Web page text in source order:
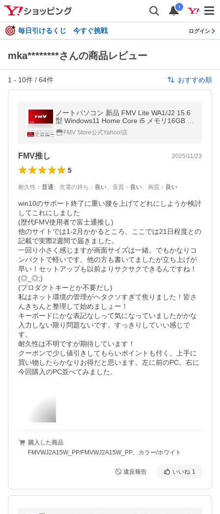
i
毎日引けるくじ 今すぐ挑戦 ログイン
mka********さんの商品レビュー
1 - 10件 / 64件 おすすめ順
ノートパソコン 新品 FMV Lite WA1/J2 15.6
型 Windows11 Home Core i5 メモリ16GB S
SD512GB Office付き FMVWJ2A15W_PP F
MVWJ2A15W
FMV Store公式Yahoo!店
FMV推し 2025/11/23
5
耐久性 ： 普通、 充電の持ち ： 良い、 音質 ： 良い、 画質 ： 良い
win10のサポート終了に重い腰を上げてどれにしようか検討
してこれにしました
(歴代FMV使用者で富士通推し)
他のサイトでは1-2月かかるところ、ここでは21日程度との
記載で実際2週間で届きました。
一回り小さく感じますが画面サイズは一緒。でもかなりコ
ンパクトで軽いです。他の方も書いてましたが立ち上げが
早い！セットアップも以前よりサクサクできるんですね！
(◎_◎;)
(プロダクトキーとか不要だし)
私はネット環境の管理がヘタクソすぎて焦りました！皆さ
んきちんと整理して始めましょー！
キーボードにかな表記なしって気になっていましたがかな
入力しない限り問題ないです。すっきりしていい感じで
す。
耐久性は不明ですが期待しています！
クーポンで少し値引きしてもらいポイントも付く。上手に
買い物したらかなりお得だと思います。左に前のPC。右に
今回購入のPC並べてみました。
購入した商品
FMVWJ2A15W_PP/FMVWJ2A15W_PP、カラー/ホワイト
違反報告 いいね 1